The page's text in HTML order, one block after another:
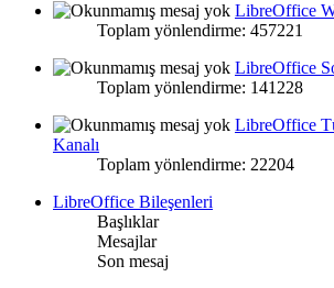
LibreOffice
Toplam yönlendirme: 457221
LibreOffice
Toplam yönlendirme: 141228
LibreOffice
Kanalı
Toplam yönlendirme: 22204
LibreOffice Bileşenleri
Başlıklar
Mesajlar
Son mesaj